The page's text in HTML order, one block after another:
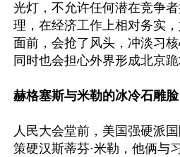
光灯，不允许任何潜在竞争
理，在经济工作上相对务实
面前，会抢了风头，冲淡习核
同时也会担心外界形成北京跪
赫格塞斯与米勒的冰冷石雕脸
人民大会堂前，美国强硬派
策硬汉斯蒂芬·米勒，他俩与